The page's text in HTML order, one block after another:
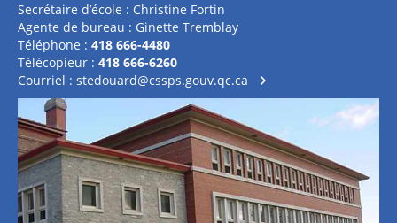
Secrétaire d’école : Christine Fortin
Agente de bureau : Ginette Tremblay
Téléphone : 418 666-4480
Télécopieur : 418 666-6260
Courriel : stedouard@cssps.gouv.qc.ca